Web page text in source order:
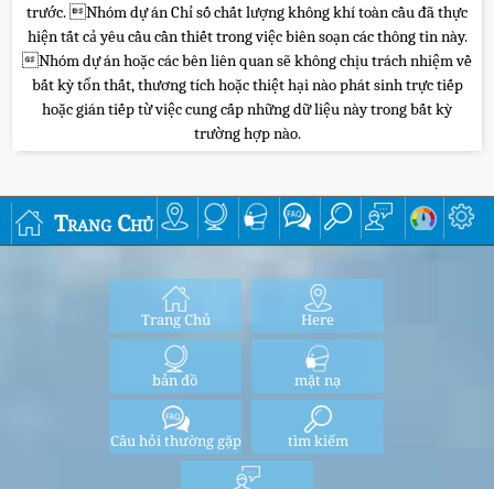
trước. Nhóm dự án Chỉ số chất lượng không khí toàn cầu đã thực
hiện tất cả yêu cầu cần thiết trong việc biên soạn các thông tin này.
Nhóm dự án hoặc các bên liên quan sẽ không chịu trách nhiệm về
bất kỳ tổn thất, thương tích hoặc thiệt hại nào phát sinh trực tiếp
hoặc gián tiếp từ việc cung cấp những dữ liệu này trong bất kỳ
trường hợp nào.
Trang Chủ
Trang Chủ Here
bản đồ mặt nạ
Câu hỏi thường gặp tìm kiếm